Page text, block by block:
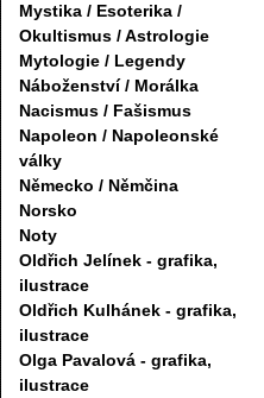
Mystika / Esoterika /
Okultismus / Astrologie
Mytologie / Legendy
Náboženství / Morálka
Nacismus / Fašismus
Napoleon / Napoleonské
války
Německo / Němčina
Norsko
Noty
Oldřich Jelínek - grafika,
ilustrace
Oldřich Kulhánek - grafika,
ilustrace
Olga Pavalová - grafika,
ilustrace